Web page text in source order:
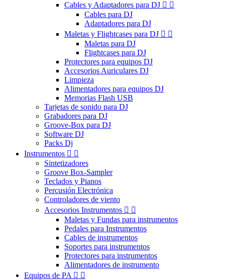
Cables y Adaptadores para DJ  
Cables para DJ
Adaptadores para DJ
Maletas y Flightcases para DJ  
Maletas para DJ
Flightcases para DJ
Protectores para equipos DJ
Accesorios Auriculares DJ
Limpieza
Alimentadores para equipos DJ
Memorias Flash USB
Tarjetas de sonido para DJ
Grabadores para DJ
Groove-Box para DJ
Software DJ
Packs Dj
Instrumentos  
Sintetizadores
Groove Box-Sampler
Teclados y Pianos
Percusión Electrónica
Controladores de viento
Accesorios Instrumentos  
Maletas y Fundas para instrumentos
Pedales para Instrumentos
Cables de instrumentos
Soportes para instrumentos
Protectores para instrumentos
Alimentadores de instrumento
Equipos de PA  